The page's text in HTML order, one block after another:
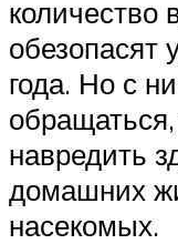
количество
обезопасят
года. Но с
навредить
домашних
насекомых.